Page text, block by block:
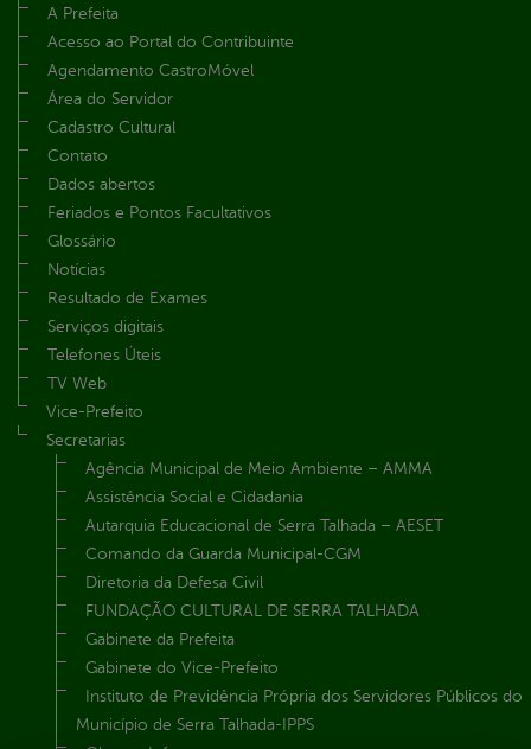
A Prefeita
Acesso ao Portal do Contribuinte
Agendamento CastroMóvel
Área do Servidor
Cadastro Cultural
Contato
Dados abertos
Feriados e Pontos Facultativos
Glossário
Notícias
Resultado de Exames
Serviços digitais
Telefones Úteis
TV Web
Vice-Prefeito
Secretarias
Agência Municipal de Meio Ambiente – AMMA
Assistência Social e Cidadania
Autarquia Educacional de Serra Talhada – AESET
Comando da Guarda Municipal-CGM
Diretoria da Defesa Civil
FUNDAÇÃO CULTURAL DE SERRA TALHADA
Gabinete da Prefeita
Gabinete do Vice-Prefeito
Instituto de Previdência Própria dos Servidores Públicos do
Município de Serra Talhada-IPPS